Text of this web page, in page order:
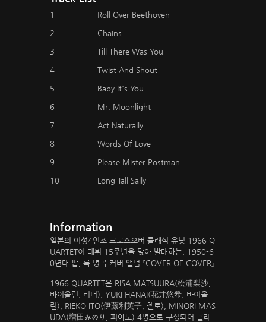
1 Roll Over Beethoven
2 Chains
3 Till There Was You
4 Twist And Shout
5 Baby It's You
6 Mr. Moonlight
7 Act Naturally
8 Words Of Love
9 Please Mister Postman
10 Long Tall Sally
Information
일본의 여성4인조 크로스오버 클래식 유닛 1966 Q
UARTET이 데뷔 15주년을 맞아 발매하는, 1950-6
0년대 팝, 록 명곡 커버 앨범 『COVER OF COVER』
1966 QUARTET은 RISA MATSUURA(松浦梨沙,
바이올린, 리더), YUKI HANAI(花井悠希, 바이올
린), RIEKO ITO(伊藤利英子, 첼로), MINORI MAS
UDA(増田みのり, 피아노) 4명으로 구성되어 클래